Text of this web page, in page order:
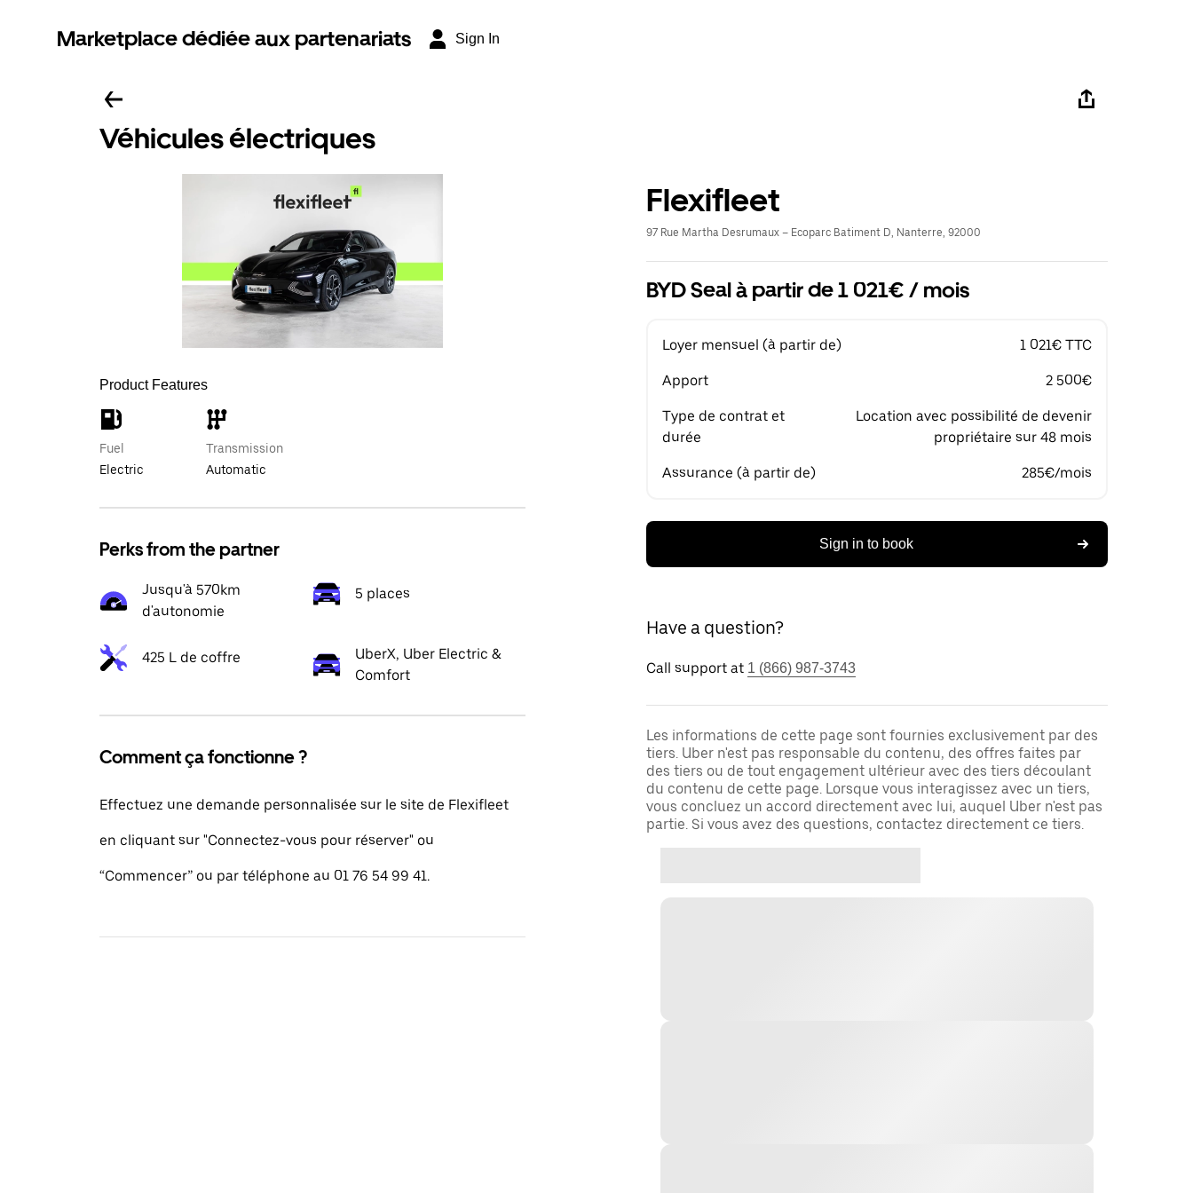
Marketplace dédiée aux partenariats Sign In
Véhicules électriques
Product Features
Fuel
Electric
Transmission
Automatic
Perks from the partner
Jusqu'à 570km
d'autonomie
5 places
425 L de coffre
UberX, Uber Electric &
Comfort
Comment ça fonctionne ?
Effectuez une demande personnalisée sur le site de Flexifleet
en cliquant sur "Connectez-vous pour réserver" ou
“Commencer” ou par téléphone au 01 76 54 99 41.
Flexifleet
97 Rue Martha Desrumaux – Ecoparc Batiment D, Nanterre, 92000
BYD Seal à partir de 1 021€ / mois
Loyer mensuel (à partir de) 1 021€ TTC
Apport 2 500€
Type de contrat et
durée
Location avec possibilité de devenir
propriétaire sur 48 mois
Assurance (à partir de) 285€/mois
Sign in to book
Have a question?
Call support at 1 (866) 987-3743
Les informations de cette page sont fournies exclusivement par des
tiers. Uber n'est pas responsable du contenu, des offres faites par
des tiers ou de tout engagement ultérieur avec des tiers découlant
du contenu de cette page. Lorsque vous interagissez avec un tiers,
vous concluez un accord directement avec lui, auquel Uber n'est pas
partie. Si vous avez des questions, contactez directement ce tiers.